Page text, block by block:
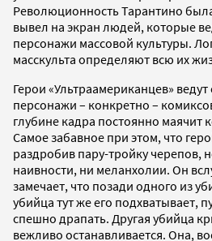
Революционность Тарантино
вывел на экран людей, которые
персонажи массовой культуры.
масскульта определяют всю их
Герои «Ультраамериканцев»
персонажи – конкретно –
глубине кадра постоянно маячит
Самое забавное при этом, что
раздробив пару-тройку черепов,
наивности, ни меланхолии. Он
замечает, что позади одного из
убийца тут же его подхватывает,
спешно драпать. Другая убийца
вежливо останавливается. Она,